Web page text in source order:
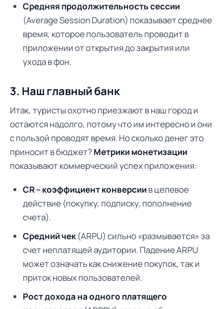
Средняя продолжительность сессии
(Average Session Duration) показывает среднее
время, которое пользователь проводит в
приложении от открытия до закрытия или
ухода в фон.
3. Наш главный банк
Итак, туристы охотно приезжают в наш город и
остаются надолго, потому что им интересно и они
с пользой проводят время. Но сколько денег это
приносит в бюджет? Метрики монетизации
показывают коммерческий успех приложения:
CR – коэффициент конверсиив целевое
действие (покупку, подписку, пополнение
счета).
Средний чек(ARPU) сильно «размывается» за
счет неплатящей аудитории. Падение ARPU
может означать как снижение покупок, так и
приток новых пользователей.
Рост дохода на одного платящего